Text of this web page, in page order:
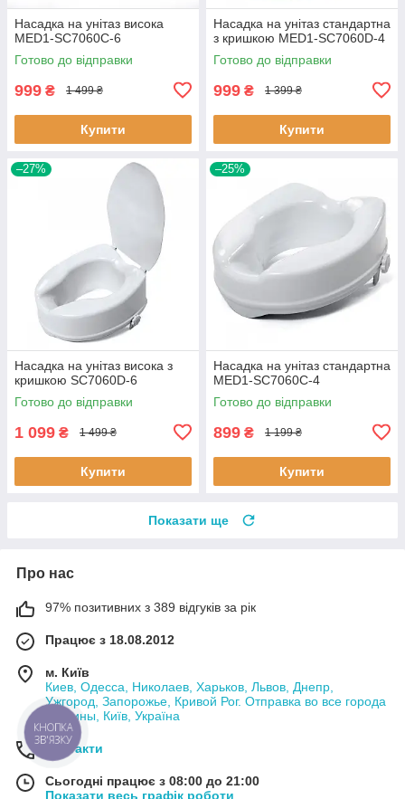
Насадка на унітаз висока
MED1-SC7060C-6
Готово до відправки
999 ₴ 1 499 ₴
Купити
Насадка на унітаз стандартна
з кришкою MED1-SC7060D-4
Готово до відправки
999 ₴ 1 399 ₴
Купити
–27%
Насадка на унітаз висока з
кришкою SC7060D-6
Готово до відправки
1 099 ₴ 1 499 ₴
Купити
–25%
Насадка на унітаз стандартна
MED1-SC7060C-4
Готово до відправки
899 ₴ 1 199 ₴
Купити
Показати ще
Про нас
97% позитивних з 389 відгуків за рік
Працює з 18.08.2012
м. Київ
Киев, Одесса, Николаев, Харьков, Львов, Днепр,
Ужгород, Запорожье, Кривой Рог. Отправка во все города
Украины, Київ, Україна
Контакти
Сьогодні працює з 08:00 до 21:00
Показати весь графік роботи
КНОПКА
ЗВ'ЯЗКУ